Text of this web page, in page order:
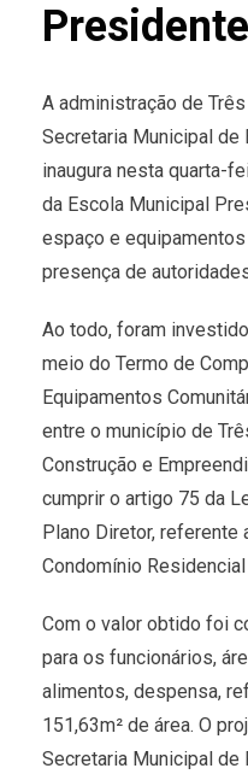
A administração de
Secretaria Municipal de
inaugura nesta quarta-
da Escola Municipal
espaço e
presença de
Ao todo, foram
meio do Termo de
Equipamentos
entre o município de
Construção e
cumprir o artigo 75 da
Plano Diretor, referente
Condomínio
Com o valor obtido foi
para os funcionários,
alimentos, despensa,
151,63m² de área. O
Secretaria Municipal de